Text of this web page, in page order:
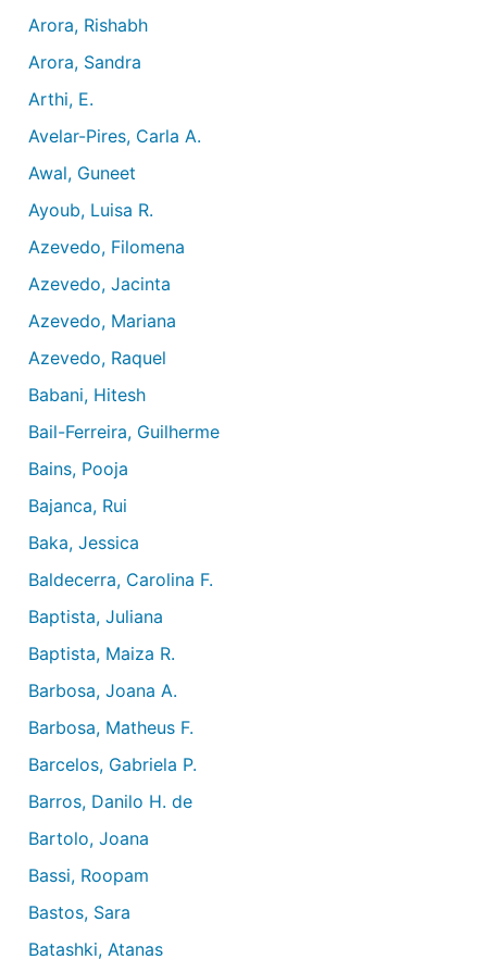
Arora, Rishabh
Arora, Sandra
Arthi, E.
Avelar-Pires, Carla A.
Awal, Guneet
Ayoub, Luisa R.
Azevedo, Filomena
Azevedo, Jacinta
Azevedo, Mariana
Azevedo, Raquel
Babani, Hitesh
Bail-Ferreira, Guilherme
Bains, Pooja
Bajanca, Rui
Baka, Jessica
Baldecerra, Carolina F.
Baptista, Juliana
Baptista, Maiza R.
Barbosa, Joana A.
Barbosa, Matheus F.
Barcelos, Gabriela P.
Barros, Danilo H. de
Bartolo, Joana
Bassi, Roopam
Bastos, Sara
Batashki, Atanas